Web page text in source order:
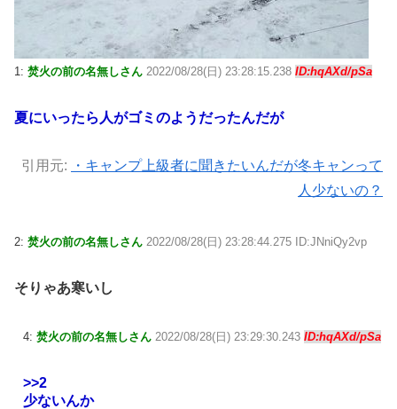
1: 焚火の前の名無しさん 2022/08/28(日) 23:28:15.238 ID:hqAXd/pSa
夏にいったら人がゴミのようだったんだが
引用元:
・キャンプ上級者に聞きたいんだが冬キャンって
人少ないの？
2: 焚火の前の名無しさん 2022/08/28(日) 23:28:44.275 ID:JNniQy2vp
そりゃあ寒いし
4: 焚火の前の名無しさん 2022/08/28(日) 23:29:30.243 ID:hqAXd/pSa
>>2
少ないんか